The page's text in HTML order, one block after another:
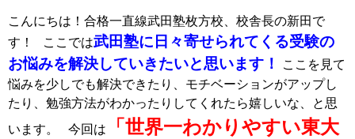
こんにちは！合格一直線武田塾枚方校、校舎長の新田で
す！ ここでは武田塾に日々寄せられてくる受験の
お悩みを解決していきたいと思います！
ここを見て
悩みを少しでも解決できたり、モチベーションがアップし
たり、勉強方法がわかったりしてくれたら嬉しいな、と思
います。 今回は
「世界一わかりやすい東大